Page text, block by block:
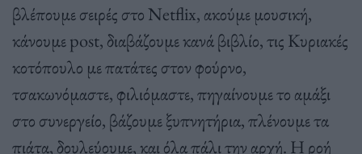
βλέπουμε σειρές στο Netflix, ακούμε μουσική,
κάνουμε post, διαβάζουμε κανά βιβλίο, τις Κυριακές
κοτόπουλο με πατάτες στον φούρνο,
τσακωνόμαστε, φιλιόμαστε, πηγαίνουμε το αμάξι
στο συνεργείο, βάζουμε ξυπνητήρια, πλένουμε τα
πιάτα, δουλεύουμε, και όλα πάλι την αρχή. Η ροή